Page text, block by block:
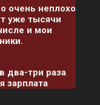
очень неплохо
уже тысячи
и мои
два-три раза
зарплата